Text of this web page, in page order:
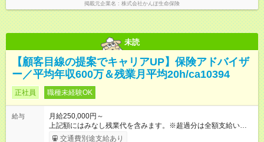
掲載元企業名 株式会社かんぽ生命保険
未読
【顧客目線の提案でキャリアUP】保険アドバイザ
ー／平均年収600万＆残業月平均20h/ca10394
正社員 職種未経験OK
給与
月給250,000円～
上記額にはみなし残業代を含みます。※超過分は全額支給いたし
ます。 みなし残業代 50,000円／月 みなし残業時間 30時間／月
交通費別途支給あり